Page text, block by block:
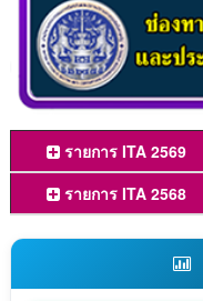
รายการ ITA 2569
รายการ ITA 2568